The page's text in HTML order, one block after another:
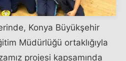
Konya Büyükşehir
Müdürlüğü ortaklığıyla
projesi kapsamında